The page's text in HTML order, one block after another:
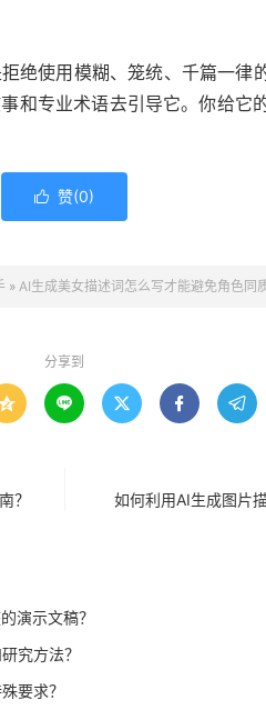
绝使用模糊、笼统、千篇一律
和专业术语去引导它。你给它
 赞(0)
» AI生成美女描述词怎么写才能避免角色同
分享到
   
？ 如何利用AI生成图片
演示文稿？
究方法？
要求？